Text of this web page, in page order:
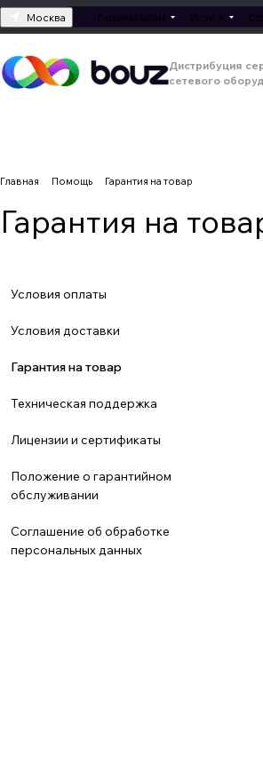
Москва Покупателям Услуги
Дистрибуция
сетевого
Главная Помощь Гарантия на товар
Гарантия на
Условия оплаты
Условия доставки
Гарантия на товар
Техническая поддержка
Лицензии и сертификаты
Положение о гарантийном
обслуживании
Соглашение об обработке
персональных данных